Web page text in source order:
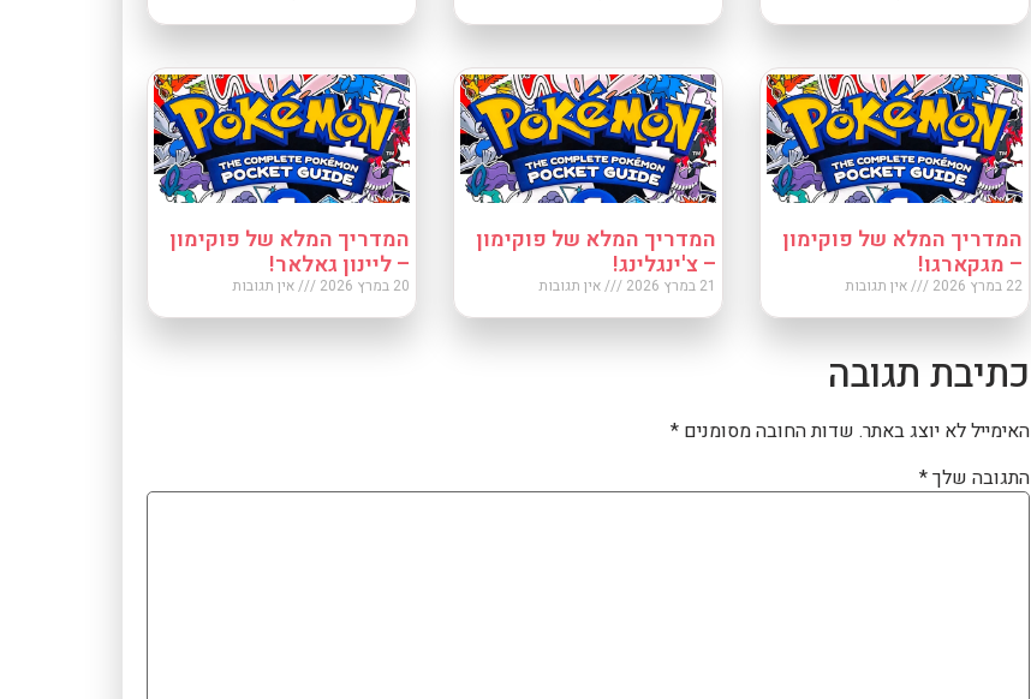
המדריך המלא של פוקימון
– מגקארגו!
22 במרץ 2026 אין תגובות
המדריך המלא של פוקימון
– צ'ינגלינג!
21 במרץ 2026 אין תגובות
המדריך המלא של פוקימון
– ליינון גאלאר!
20 במרץ 2026 אין תגובות
כתיבת תגובה
האימייל לא יוצג באתר. שדות החובה מסומנים *
התגובה שלך*